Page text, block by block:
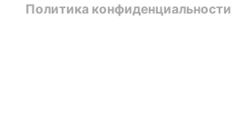
Политика конфиденциальности